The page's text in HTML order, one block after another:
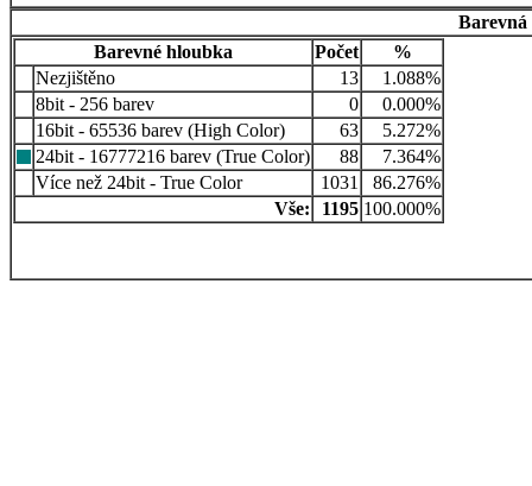
Barevná
Barevné hloubka
Počet
%
Nezjištěno
13
1.088%
8bit - 256 barev
0
0.000%
16bit - 65536 barev (High Color)
63
5.272%
24bit - 16777216 barev (True Color)
88
7.364%
Více než 24bit - True Color
1031
86.276%
Vše:
1195 100.000%